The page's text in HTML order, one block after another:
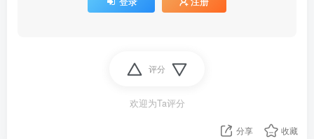
评分
欢迎为Ta评分
分享 收藏